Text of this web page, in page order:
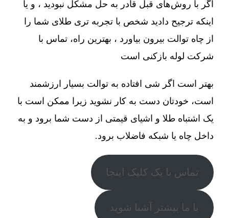
اگر با روش‌های قبل قادر به حل مشکل نبودید ، و یا
اینکه ترجیح دادید شخص با تجربه تری طلای شما را
از چاه توالت بیرون بیاورد ، بهترین راه، تماس با
شرکت لوله بازکنی است
بهتر است اگر شی افتاده به توالت بسیار ارزشمند
است، خودتان دست به کار نشوید زیرا ممکن است با
یک اشتباه طلا و اشیای قیمتی از دست شما برود و به
داخل چاه یا شبکه فاضلاب برود.
تماس با یک کلیک اینجا
با ما بیشتر آشنا شوید